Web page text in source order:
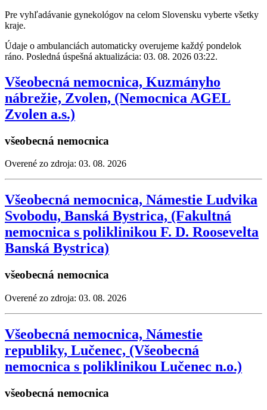
Pre vyhľadávanie gynekológov na celom Slovensku vyberte všetky
kraje.
Údaje o ambulanciách automaticky overujeme každý pondelok
ráno. Posledná úspešná aktualizácia: 03. 08. 2026 03:22.
Všeobecná nemocnica, Kuzmányho
nábrežie, Zvolen, (Nemocnica AGEL
Zvolen a.s.)
všeobecná nemocnica
Overené zo zdroja: 03. 08. 2026
Všeobecná nemocnica, Námestie Ludvika
Svobodu, Banská Bystrica, (Fakultná
nemocnica s poliklinikou F. D. Roosevelta
Banská Bystrica)
všeobecná nemocnica
Overené zo zdroja: 03. 08. 2026
Všeobecná nemocnica, Námestie
republiky, Lučenec, (Všeobecná
nemocnica s poliklinikou Lučenec n.o.)
všeobecná nemocnica